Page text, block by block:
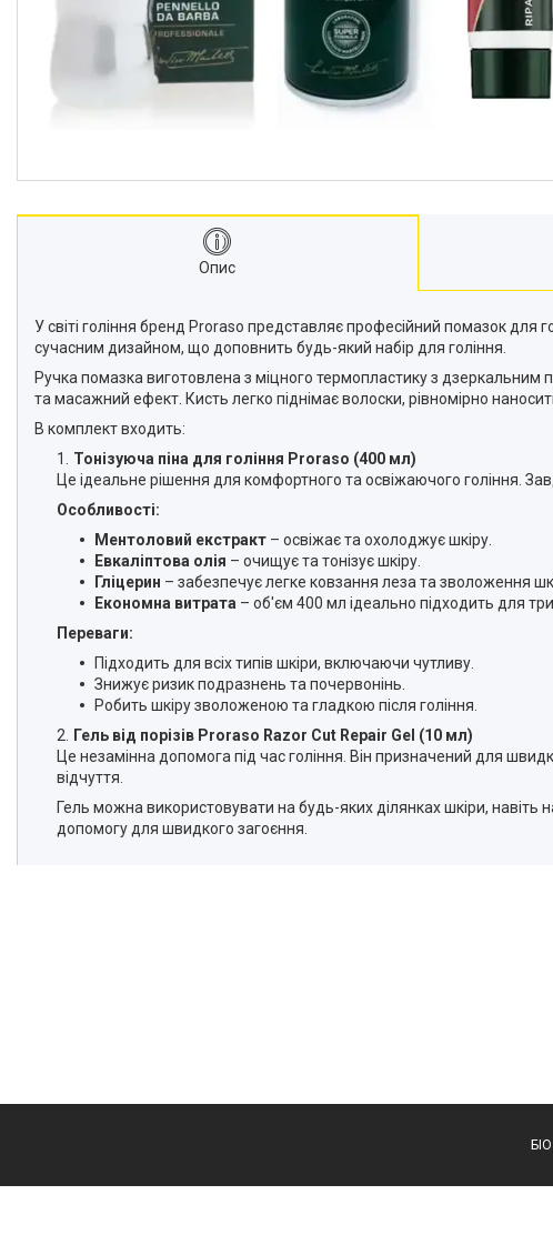
Парфумерія
Про нас
Опис
У світі гоління бренд Proraso представляє професійний помазок для
сучасним дизайном, що доповнить будь-який набір для гоління.
Ручка помазка виготовлена з міцного термопластику з дзеркальним
та масажний ефект. Кисть легко піднімає волоски, рівномірно
В комплект входить:
Тонізуюча піна для гоління Proraso (400 мл)
Це ідеальне рішення для комфортного та освіжаючого гоління.
Особливості:
Ментоловий екстракт – освіжає та охолоджує шкіру.
Евкаліптова олія – очищує та тонізує шкіру.
Гліцерин – забезпечує легке ковзання леза та зволоження
Економна витрата – об'єм 400 мл ідеально підходить для
Переваги:
Підходить для всіх типів шкіри, включаючи чутливу.
Знижує ризик подразнень та почервонінь.
Робить шкіру зволоженою та гладкою після гоління.
Гель від порізів Proraso Razor Cut Repair Gel (10 мл)
Це незамінна допомога під час гоління. Він призначений для
відчуття.
Гель можна використовувати на будь-яких ділянках шкіри, навіть
допомогу для швидкого загоєння.